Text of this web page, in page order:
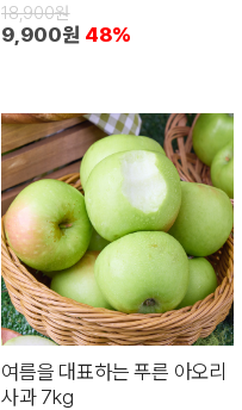
18,900원
9,900원 48%
여름을 대표하는 푸른 아오리
사과 7kg